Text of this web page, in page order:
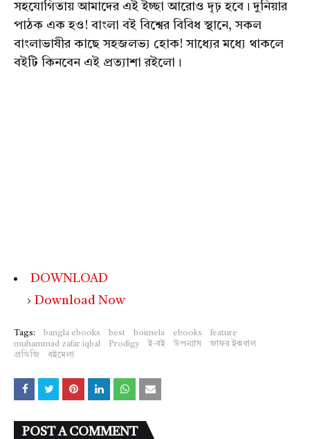
সহযোগিতায় আমাদের এই ইচ্ছা আরোও দৃঢ় হবে। দুনিয়ার
পাঠক এক হও! বাংলা বই বিশ্বের বিবিধ স্থানে, সকল
বাংলাভাষীর কাছে সহজলভ্য হোক! সাধ্যের মধ্যে থাকলে
বইটি কিনবেন এই প্রত্যাশা রইলো।
DOWNLOAD
Download Now
Tags: bangla ebooks best boimela ebooks
feature
muhammad zafar iqbal
Prodigy ই-বই উপন্যাস
জাফর ইকবাল
প্রডিজি
বইমেলা
POST A COMMENT